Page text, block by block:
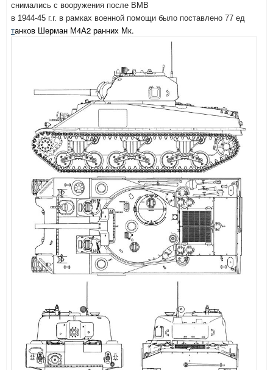
снимались с вооружения после ВМВ
в 1944-45 г.г. в рамках военной помощи было поставлено 77 ед
танков Шерман М4А2 ранних Мк.